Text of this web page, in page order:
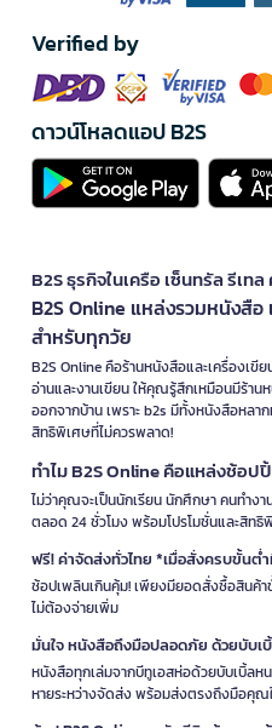
Verified by
ดาวน์โหลดแอป B2S
B2S ธุรกิจในเครือ เซ็นทรัล รีเ
B2S Online แหล่งรวมหนังสือ
สำหรับทุกวัย
B2S Online คือร้านหนังสือและเครื่องเ
อ่านและงานเขียน ให้คุณรู้สึกเหมือนมีร้า
ออกจากบ้าน เพราะ b2s มีทั้งหนังสือหล
สิทธิพิเศษที่ไม่ควรพลาด!
ทำไม B2S Online คือแหล่งช้อ
ไม่ว่าคุณจะเป็นนักเรียน นักศึกษา คนทำ
ตลอด 24 ชั่วโมง พร้อมโปรโมชั่นและสิทธิ
ฟรี! ค่าจัดส่งทั่วไทย *เมื่อสั่งครบขั้นต่
ช้อปเพลินเกินคุ้ม! เพียงมียอดสั่งซื้อสินค้
ไม่ต้องจ่ายเพิ่ม
มั่นใจ หนังสือถึงมือปลอดภัย ด้วยบับเ
หนังสือทุกเล่มจากบีทูเอสห่อด้วยบับเบิ้ลห
หายระหว่างจัดส่ง พร้อมส่งตรงถึงมือคุ